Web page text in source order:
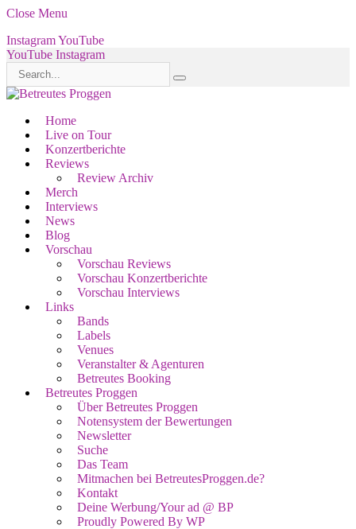
Close Menu
InstagramYouTube
YouTube Instagram
Home
Live on Tour
Konzertberichte
Reviews
Review Archiv
Merch
Interviews
News
Blog
Vorschau
Vorschau Reviews
Vorschau Konzertberichte
Vorschau Interviews
Links
Bands
Labels
Venues
Veranstalter & Agenturen
Betreutes Booking
Betreutes Proggen
Über Betreutes Proggen
Notensystem der Bewertungen
Newsletter
Suche
Das Team
Mitmachen bei BetreutesProggen.de?
Kontakt
Deine Werbung/Your ad @ BP
Proudly Powered By WP